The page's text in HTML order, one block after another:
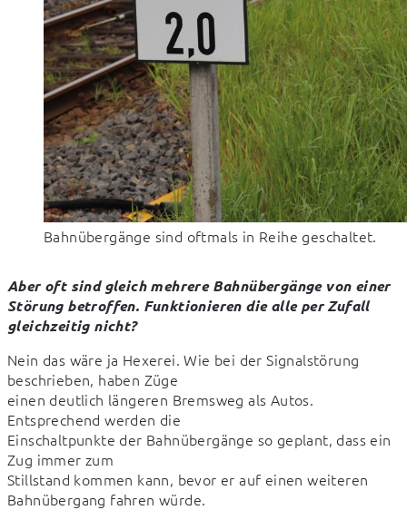
Bahnübergänge sind oftmals in Reihe geschaltet.
Aber oft sind gleich mehrere Bahnübergänge von einer
Störung betroffen. Funktionieren die alle per Zufall
gleichzeitig nicht?
Nein das wäre ja Hexerei. Wie bei der Signalstörung
beschrieben, haben Züge
einen deutlich längeren Bremsweg als Autos.
Entsprechend werden die
Einschaltpunkte der Bahnübergänge so geplant, dass ein
Zug immer zum
Stillstand kommen kann, bevor er auf einen weiteren
Bahnübergang fahren würde.